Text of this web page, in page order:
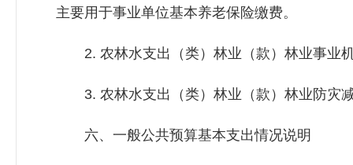
主要用于事业单位基本养老保险缴费。
2. 农林水支出（类）林业（款）林业事业机
3. 农林水支出（类）林业（款）林业防灾
六、一般公共预算基本支出情况说明